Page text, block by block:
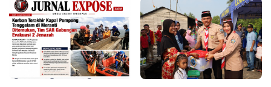
0315/Tanjungpinang